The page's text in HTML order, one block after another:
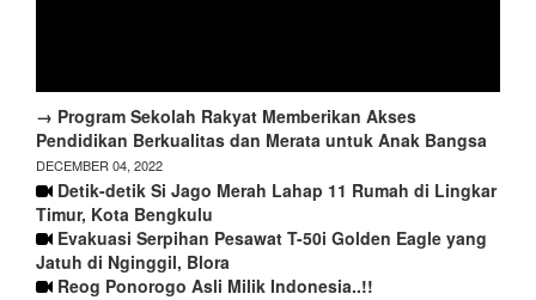
→ Program Sekolah Rakyat Memberikan Akses
Pendidikan Berkualitas dan Merata untuk Anak Bangsa
DECEMBER 04, 2022
Detik-detik Si Jago Merah Lahap 11 Rumah di Lingkar
Timur, Kota Bengkulu
Evakuasi Serpihan Pesawat T-50i Golden Eagle yang
Jatuh di Nginggil, Blora
Reog Ponorogo Asli Milik Indonesia..!!